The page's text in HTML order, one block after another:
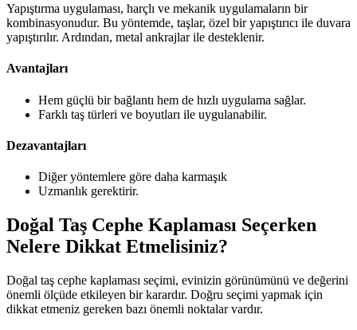
Yapıştırma uygulaması, harçlı ve mekanik uygulamaların bir
kombinasyonudur. Bu yöntemde, taşlar, özel bir yapıştırıcı ile duvara
yapıştırılır. Ardından, metal ankrajlar ile desteklenir.
Avantajları
Hem güçlü bir bağlantı hem de hızlı uygulama sağlar.
Farklı taş türleri ve boyutları ile uygulanabilir.
Dezavantajları
Diğer yöntemlere göre daha karmaşık
Uzmanlık gerektirir.
Doğal Taş Cephe Kaplaması Seçerken
Nelere Dikkat Etmelisiniz?
Doğal taş cephe kaplaması seçimi, evinizin görünümünü ve değerini
önemli ölçüde etkileyen bir karardır. Doğru seçimi yapmak için
dikkat etmeniz gereken bazı önemli noktalar vardır.